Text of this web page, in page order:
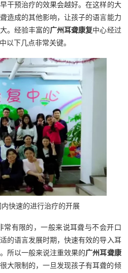
干预治疗的效果会越好。在这样的大
造成的其他影响，让孩子的语言能力
。经验丰富的广州耳聋康复中心经过
以下几点非常关键。
快速的进行治疗的开展
常有限的，一般来说耳聋与不会开口
的语言发展时期，快速有效的导入耳
所以一般来说注重效果的广州耳聋康
大限制的，一旦发现孩子有耳聋的倾